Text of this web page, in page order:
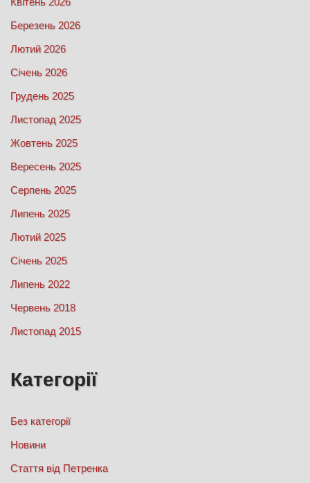
Березень 2026
Лютий 2026
Січень 2026
Грудень 2025
Листопад 2025
Жовтень 2025
Вересень 2025
Серпень 2025
Липень 2025
Лютий 2025
Січень 2025
Липень 2022
Червень 2018
Листопад 2015
Категорії
Без категорії
Новини
Стаття від Петренка